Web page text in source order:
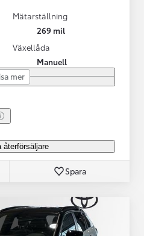
Mätarställning
269 mil
Växellåda
Manuell
mer
återförsäljare
Spara